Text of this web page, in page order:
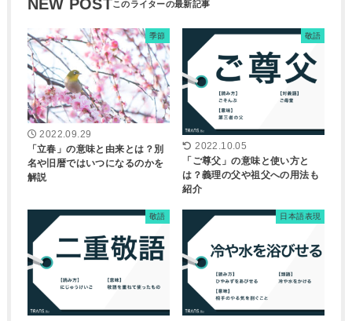
NEW POST
季節
2022.09.29
「立春」の意味と由来とは？別
名や旧暦ではいつになるのかを
解説
敬語
2022.10.05
「ご尊父」の意味と使い方と
は？義理の父や祖父への用法も
紹介
敬語 日本語表現